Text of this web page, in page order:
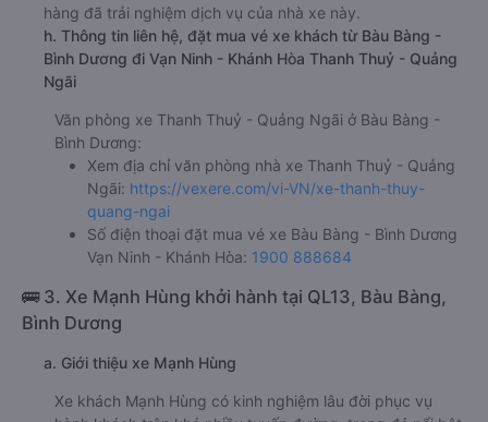
hàng đã trải nghiệm dịch vụ của nhà xe này.
h. Thông tin liên hệ, đặt mua vé xe khách từ Bàu Bàng -
Bình Dương đi Vạn Ninh - Khánh Hòa Thanh Thuỷ - Quảng
Ngãi
Văn phòng xe Thanh Thuỷ - Quảng Ngãi ở Bàu Bàng -
Bình Dương:
Xem địa chỉ văn phòng nhà xe Thanh Thuỷ - Quảng
Ngãi: https://vexere.com/vi-VN/xe-thanh-thuy-
quang-ngai
Số điện thoại đặt mua vé xe Bàu Bàng - Bình Dương
Vạn Ninh - Khánh Hòa: 1900 888684
🚌 3. Xe Mạnh Hùng khởi hành tại QL13, Bàu Bàng,
Bình Dương
a. Giới thiệu xe Mạnh Hùng
Xe khách Mạnh Hùng có kinh nghiệm lâu đời phục vụ